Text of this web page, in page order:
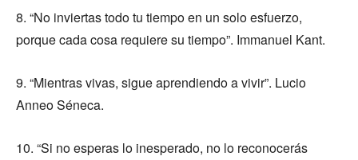
8. “No inviertas todo tu tiempo en un solo esfuerzo,
porque cada cosa requiere su tiempo”. Immanuel Kant.
9. “Mientras vivas, sigue aprendiendo a vivir”. Lucio
Anneo Séneca.
10. “Si no esperas lo inesperado, no lo reconocerás